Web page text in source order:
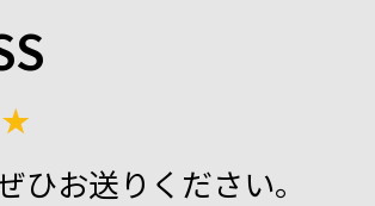
ひお送りください。